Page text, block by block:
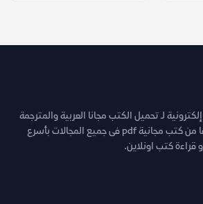
لـ تحميل الكتب مجانا العربية والمترجمة
والروايات والقصص وغيرها من كتب مجانية pdf فى جميع المجالات بأسرع
قراءة كتب اونلاين.